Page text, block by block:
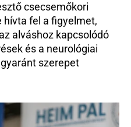
csecsemőkori
fel a figyelmet,
alváshoz kapcsolódó
és a neurológiai
szerepet